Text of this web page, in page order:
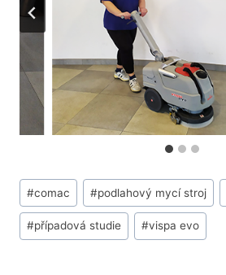
Štítky
příspěvků:
#comac #podlahový mycí stroj
#případová studie #vispa evo